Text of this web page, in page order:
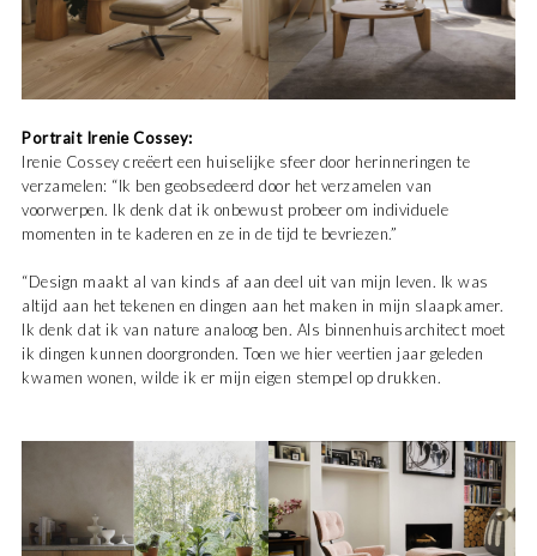
Portrait Irenie Cossey:
Irenie Cossey creëert een huiselijke sfeer door herinne­ringen te
verzamelen: “Ik ben geobsedeerd door het verzamelen van
voorwerpen. Ik denk dat ik onbewust probeer om individuele
momenten in te kaderen en ze in de tijd te bevriezen.”
“Design maakt al van kinds af aan deel uit van mijn leven. Ik was
altijd aan het tekenen en dingen aan het maken in mijn slaapkamer.
Ik denk dat ik van nature analoog ben. Als binnenhuisarchitect moet
ik dingen kunnen doorgronden. Toen we hier veertien jaar geleden
kwamen wonen, wilde ik er mijn eigen stempel op drukken.